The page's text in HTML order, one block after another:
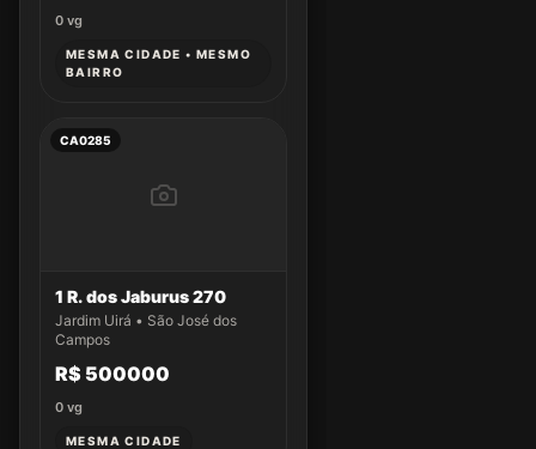
0 vg
MESMA CIDADE • MESMO
BAIRRO
CA0285
1 R. dos Jaburus 270
Jardim Uirá • São José dos
Campos
R$ 500000
0 vg
MESMA CIDADE